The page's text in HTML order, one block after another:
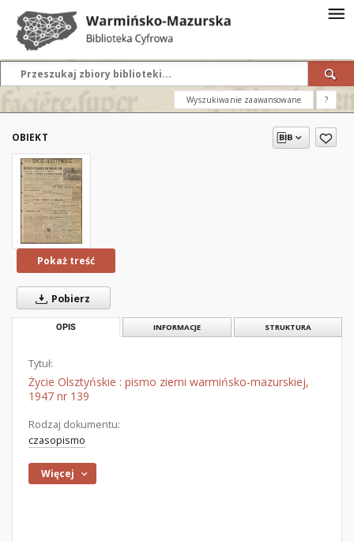
Wyszukiwanie zaawansowane ?
OBIEKT
Pokaż treść
Pobierz
OPIS INFORMACJE STRUKTURA
Tytuł:
Życie Olsztyńskie : pismo ziemi warmińsko-mazurskiej,
1947 nr 139
Rodzaj dokumentu:
czasopismo
Więcej